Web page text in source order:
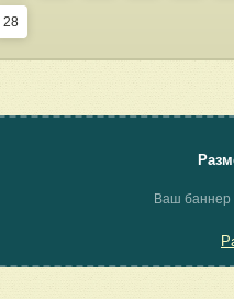
28
Ваш баннер